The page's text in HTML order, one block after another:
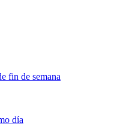
fin de semana
día